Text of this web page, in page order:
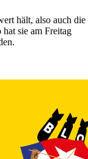
hält, also auch die
sie am Freitag